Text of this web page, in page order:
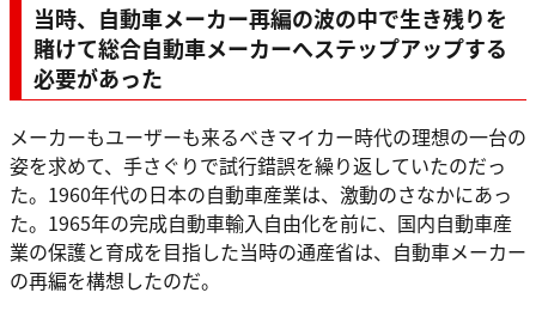
当時、自動車メーカー再編の波の中で生き残りを
賭けて総合自動車メーカーへステップアップする
必要があった
メーカーもユーザーも来るべきマイカー時代の理想の一台の
姿を求めて、手さぐりで試行錯誤を繰り返していたのだっ
た。1960年代の日本の自動車産業は、激動のさなかにあっ
た。1965年の完成自動車輸入自由化を前に、国内自動車産
業の保護と育成を目指した当時の通産省は、自動車メーカー
の再編を構想したのだ。